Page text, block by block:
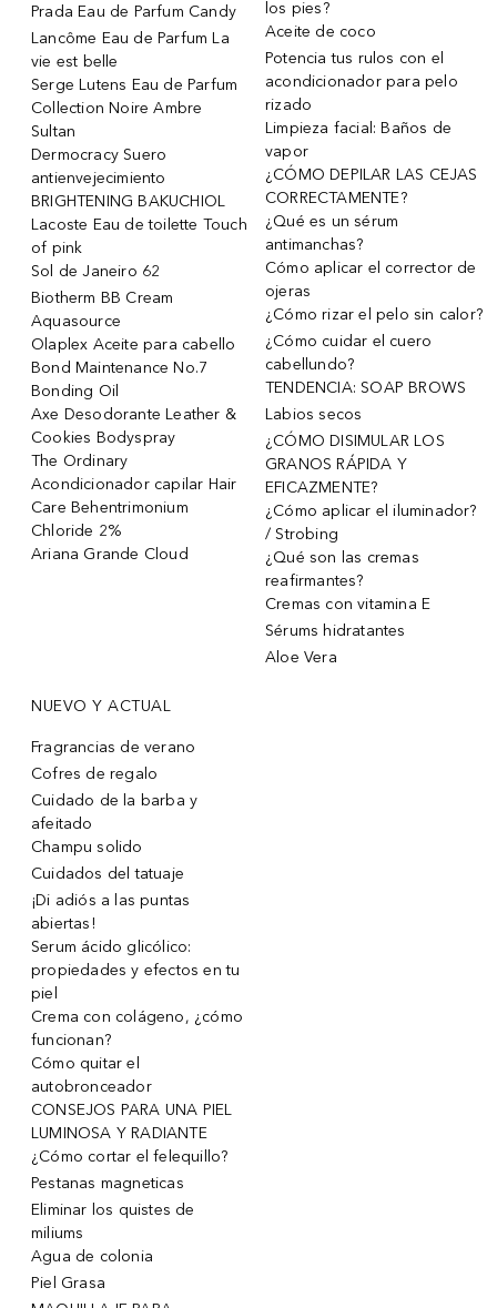
Prada Eau de Parfum Candy
Lancôme Eau de Parfum La
vie est belle
Serge Lutens Eau de Parfum
Collection Noire Ambre
Sultan
Dermocracy Suero
antienvejecimiento
BRIGHTENING BAKUCHIOL
Lacoste Eau de toilette Touch
of pink
Sol de Janeiro 62
Biotherm BB Cream
Aquasource
Olaplex Aceite para cabello
Bond Maintenance No.7
Bonding Oil
Axe Desodorante Leather &
Cookies Bodyspray
The Ordinary
Acondicionador capilar Hair
Care Behentrimonium
Chloride 2%
Ariana Grande Cloud
los pies?
Aceite de coco
Potencia tus rulos con el
acondicionador para pelo
rizado
Limpieza facial: Baños de
vapor
¿CÓMO DEPILAR LAS CEJAS
CORRECTAMENTE?
¿Qué es un sérum
antimanchas?
Cómo aplicar el corrector de
ojeras
¿Cómo rizar el pelo sin calor?
¿Cómo cuidar el cuero
cabellundo?
TENDENCIA: SOAP BROWS
Labios secos
¿CÓMO DISIMULAR LOS
GRANOS RÁPIDA Y
EFICAZMENTE?
¿Cómo aplicar el iluminador?
/ Strobing
¿Qué son las cremas
reafirmantes?
Cremas con vitamina E
Sérums hidratantes
Aloe Vera
NUEVO Y ACTUAL
Fragrancias de verano
Cofres de regalo
Cuidado de la barba y
afeitado
Champu solido
Cuidados del tatuaje
¡Di adiós a las puntas
abiertas!
Serum ácido glicólico:
propiedades y efectos en tu
piel
Crema con colágeno, ¿cómo
funcionan?
Cómo quitar el
autobronceador
CONSEJOS PARA UNA PIEL
LUMINOSA Y RADIANTE
¿Cómo cortar el felequillo?
Pestanas magneticas
Eliminar los quistes de
miliums
Agua de colonia
Piel Grasa